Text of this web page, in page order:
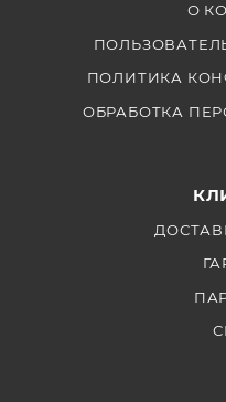
О
ПОЛИТИКА
ОБРАБОТКА